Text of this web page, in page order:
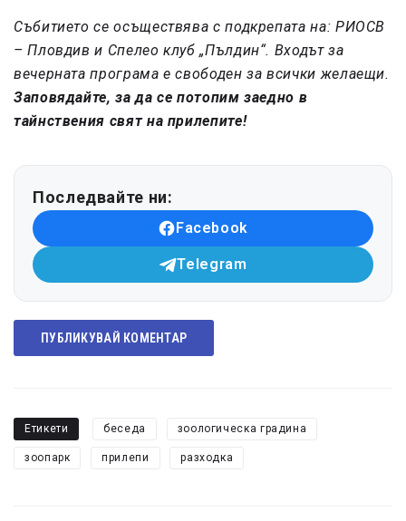
Събитието се осъществява с подкрепата на: РИОСВ
– Пловдив и Спелео клуб „Пълдин“. Входът за
вечерната програма е свободен за всички желаещи.
Заповядайте, за да се потопим заедно в
тайнствения свят на прилепите!
Последвайте ни:
Facebook
Telegram
ПУБЛИКУВАЙ КОМЕНТАР
Етикети беседа зоологическа градина
зоопарк прилепи разходка